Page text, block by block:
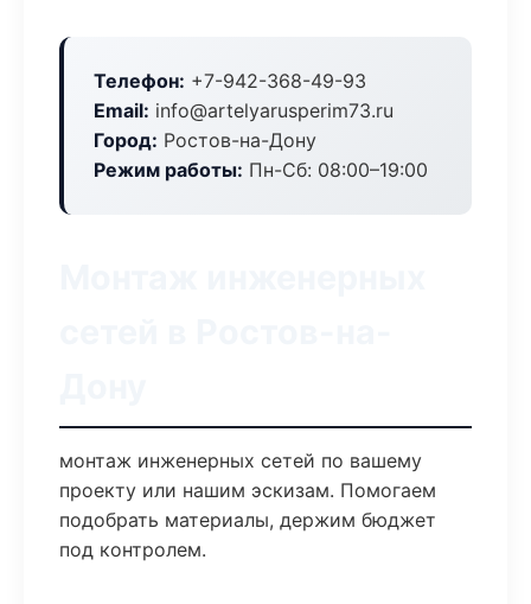
Телефон: +7-942-368-49-93
Email: info@artelyarusperim73.ru
Город: Ростов-на-Дону
Режим работы: Пн-Сб: 08:00–19:00
монтаж инженерных сетей по вашему
проекту или нашим эскизам. Помогаем
подобрать материалы, держим бюджет
под контролем.